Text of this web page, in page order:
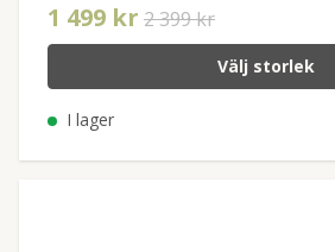
1 499 kr 2 399 kr
Välj storlek
I lager